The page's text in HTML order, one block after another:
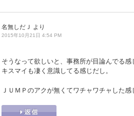
名無しだＪ より
2015年10月21日 4:54 PM
そうなって欲しいと、事務所が目論んでる感
キスマイも凄く意識してる感じだし。
ＪＵＭＰのアクが無くてワチャワチャした